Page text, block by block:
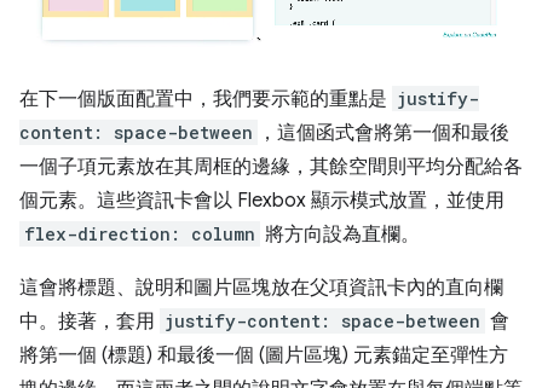
在下一個版面配置中，我們要示範的重點是 justify-
content: space-between
，這個函式會將第一個和最後
一個子項元素放在其周框的邊緣，其餘空間則平均分配給各
個元素。這些資訊卡會以 Flexbox 顯示模式放置，並使用
flex-direction: column 將方向設為直欄。
這會將標題、說明和圖片區塊放在父項資訊卡內的直向欄
中。接著，套用 justify-content: space-between 會
將第一個 (標題) 和最後一個 (圖片區塊) 元素錨定至彈性方